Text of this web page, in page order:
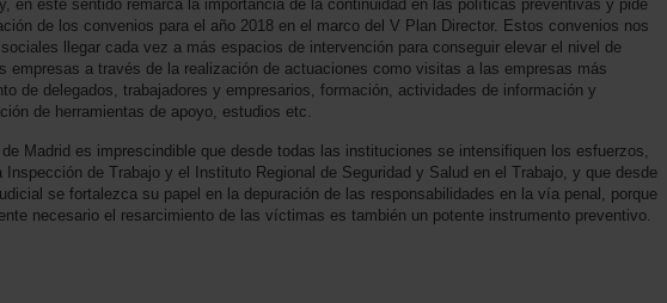
en este sentido remarca la importancia de la continuidad en las políticas preventivas y pide
de los convenios para el año 2018 en el marco del V Plan Director. Estos convenios nos
llegar cada vez a más espacios de intervención para conseguir elevar el nivel de
empresas a través de la realización de actuaciones como visitas a las empresas más
de delegados, trabajadores y empresarios, formación, actividades de información y
de herramientas de apoyo, estudios etc.
Madrid es imprescindible que desde todas las instituciones se intensifiquen los esfuerzos,
Inspección de Trabajo y el Instituto Regional de Seguridad y Salud en el Trabajo, y que desde
se fortalezca su papel en la depuración de las responsabilidades en la vía penal, porque
necesario el resarcimiento de las víctimas es también un potente instrumento preventivo.